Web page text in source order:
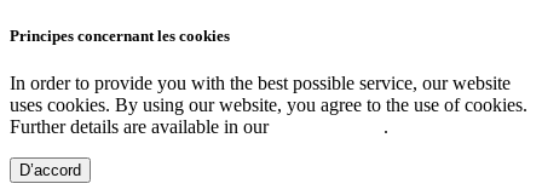
Principes concernant les cookies
In order to provide you with the best possible service, our website
uses cookies. By using our website, you agree to the use of cookies.
Further details are available in our
.
D’accord